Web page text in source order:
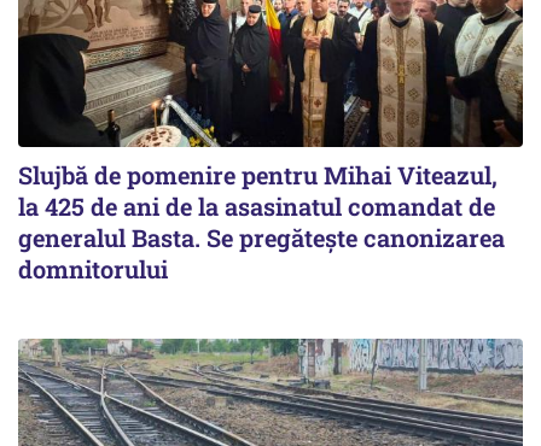
Slujbă de pomenire pentru Mihai Viteazul,
la 425 de ani de la asasinatul comandat de
generalul Basta. Se pregătește canonizarea
domnitorului